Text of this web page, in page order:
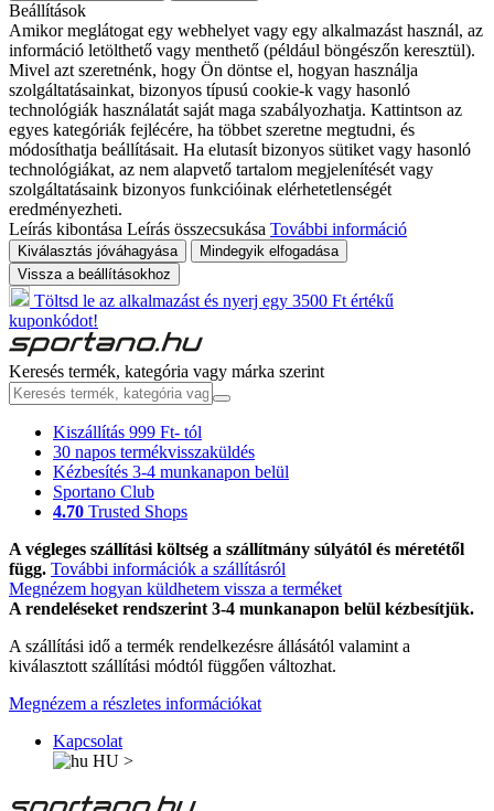
Beállítások
Amikor meglátogat egy webhelyet vagy egy alkalmazást használ, az
információ letölthető vagy menthető (például böngészőn keresztül).
Mivel azt szeretnénk, hogy Ön döntse el, hogyan használja
szolgáltatásainkat, bizonyos típusú cookie-k vagy hasonló
technológiák használatát saját maga szabályozhatja. Kattintson az
egyes kategóriák fejlécére, ha többet szeretne megtudni, és
módosíthatja beállításait. Ha elutasít bizonyos sütiket vagy hasonló
technológiákat, az nem alapvető tartalom megjelenítését vagy
szolgáltatásaink bizonyos funkcióinak elérhetetlenségét
eredményezheti.
Leírás kibontása Leírás összecsukása További információ
Kiválasztás jóváhagyása
Mindegyik elfogadása
Vissza a beállításokhoz
Töltsd le az alkalmazást és nyerj egy 3500 Ft értékű
kuponkódot!
Keresés termék, kategória vagy márka szerint
Kiszállítás 999 Ft- tól
30 napos termékvisszaküldés
Kézbesítés 3-4 munkanapon belül
Sportano Club
4.70 Trusted Shops
A végleges szállítási költség a szállítmány súlyától és méretétől
függ. További információk a szállításról
Megnézem hogyan küldhetem vissza a terméket
A rendeléseket rendszerint 3-4 munkanapon belül kézbesítjük.
A szállítási idő a termék rendelkezésre állásától valamint a
kiválasztott szállítási módtól függően változhat.
Megnézem a részletes információkat
Kapcsolat
HU >